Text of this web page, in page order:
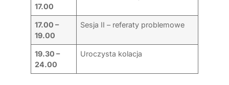
17.00
17.00 –
19.00
Sesja II – referaty problemowe
19.30 –
24.00
Uroczysta kolacja